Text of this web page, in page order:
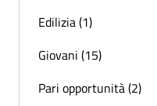
Edilizia (1)
Giovani (15)
Pari opportunità (2)